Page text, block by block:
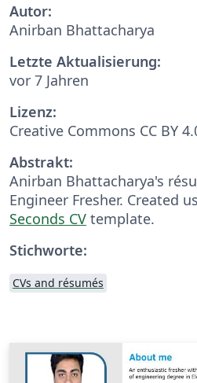
Autor:
Anirban Bhattacharya
Letzte Aktualisierung:
vor 7 Jahren
Lizenz:
Creative Commons CC BY
Abstrakt:
Anirban Bhattacharya's
Engineer Fresher. Created
Seconds CV template.
Stichworte:
CVs and résumés